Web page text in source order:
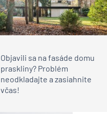
Objavili sa na fasáde domu
praskliny? Problém
neodkladajte a zasiahnite
včas!